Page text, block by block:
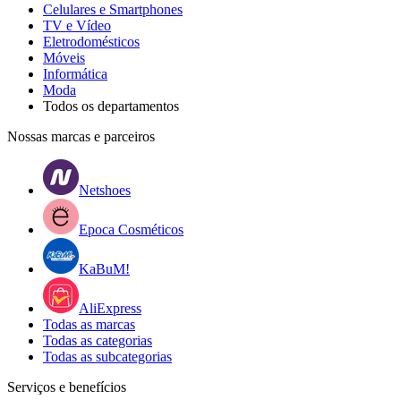
Celulares e Smartphones
TV e Vídeo
Eletrodomésticos
Móveis
Informática
Moda
Todos os departamentos
Nossas marcas e parceiros
Netshoes
Epoca Cosméticos
KaBuM!
AliExpress
Todas as marcas
Todas as categorias
Todas as subcategorias
Serviços e benefícios